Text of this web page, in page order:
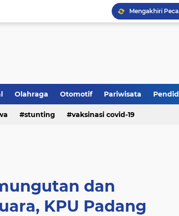
Mengakhiri
Bupati
Pemkab
Olahraga Otomotif Pariwisata
stunting vaksinasi covid-19
dan
KPU Padang